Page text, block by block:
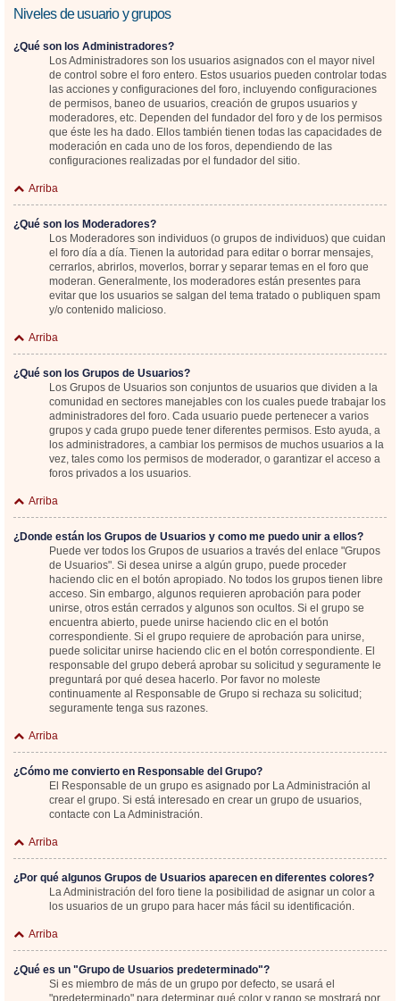
Niveles de usuario y grupos
¿Qué son los Administradores?
Los Administradores son los usuarios asignados con el mayor nivel
de control sobre el foro entero. Estos usuarios pueden controlar todas
las acciones y configuraciones del foro, incluyendo configuraciones
de permisos, baneo de usuarios, creación de grupos usuarios y
moderadores, etc. Dependen del fundador del foro y de los permisos
que éste les ha dado. Ellos también tienen todas las capacidades de
moderación en cada uno de los foros, dependiendo de las
configuraciones realizadas por el fundador del sitio.
Arriba
¿Qué son los Moderadores?
Los Moderadores son individuos (o grupos de individuos) que cuidan
el foro día a día. Tienen la autoridad para editar o borrar mensajes,
cerrarlos, abrirlos, moverlos, borrar y separar temas en el foro que
moderan. Generalmente, los moderadores están presentes para
evitar que los usuarios se salgan del tema tratado o publiquen spam
y/o contenido malicioso.
Arriba
¿Qué son los Grupos de Usuarios?
Los Grupos de Usuarios son conjuntos de usuarios que dividen a la
comunidad en sectores manejables con los cuales puede trabajar los
administradores del foro. Cada usuario puede pertenecer a varios
grupos y cada grupo puede tener diferentes permisos. Esto ayuda, a
los administradores, a cambiar los permisos de muchos usuarios a la
vez, tales como los permisos de moderador, o garantizar el acceso a
foros privados a los usuarios.
Arriba
¿Donde están los Grupos de Usuarios y como me puedo unir a ellos?
Puede ver todos los Grupos de usuarios a través del enlace "Grupos
de Usuarios". Si desea unirse a algún grupo, puede proceder
haciendo clic en el botón apropiado. No todos los grupos tienen libre
acceso. Sin embargo, algunos requieren aprobación para poder
unirse, otros están cerrados y algunos son ocultos. Si el grupo se
encuentra abierto, puede unirse haciendo clic en el botón
correspondiente. Si el grupo requiere de aprobación para unirse,
puede solicitar unirse haciendo clic en el botón correspondiente. El
responsable del grupo deberá aprobar su solicitud y seguramente le
preguntará por qué desea hacerlo. Por favor no moleste
continuamente al Responsable de Grupo si rechaza su solicitud;
seguramente tenga sus razones.
Arriba
¿Cómo me convierto en Responsable del Grupo?
El Responsable de un grupo es asignado por La Administración al
crear el grupo. Si está interesado en crear un grupo de usuarios,
contacte con La Administración.
Arriba
¿Por qué algunos Grupos de Usuarios aparecen en diferentes colores?
La Administración del foro tiene la posibilidad de asignar un color a
los usuarios de un grupo para hacer más fácil su identificación.
Arriba
¿Qué es un "Grupo de Usuarios predeterminado"?
Si es miembro de más de un grupo por defecto, se usará el
"predeterminado" para determinar qué color y rango se mostrará por